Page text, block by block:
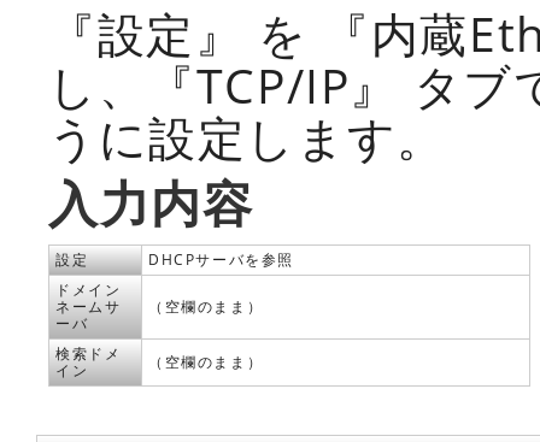
『設定』 を 『内蔵
し、『TCP/IP』 タブ
うに設定します。
入力内容
設定
DHCPサーバを参照
ドメイン
ネームサ
ーバ
（空欄のまま）
検索ドメ
イン
（空欄のまま）